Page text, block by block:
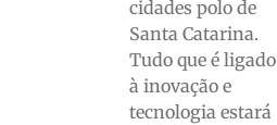
cidades polo de
Santa Catarina.
Tudo que é ligado
à inovação e
tecnologia estará